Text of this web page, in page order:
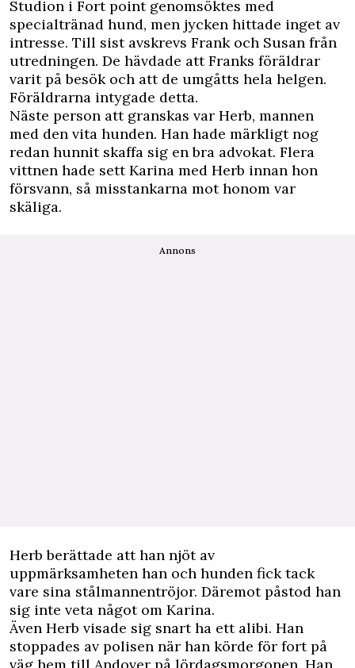
Studion i Fort point genomsöktes med
specialtränad hund, men jycken hittade inget av
intresse. Till sist avskrevs Frank och Susan från
utredningen. De hävdade att Franks föräldrar
varit på besök och att de umgåtts hela helgen.
Föräldrarna intygade detta.
Näste person att granskas var Herb, mannen
med den vita hunden. Han hade märkligt nog
redan hunnit skaffa sig en bra advokat. Flera
vittnen hade sett Karina med Herb innan hon
försvann, så misstankarna mot honom var
skäliga.
Annons
Herb berättade att han njöt av
uppmärksamheten han och hunden fick tack
vare sina stålmannentröjor. Däremot påstod han
sig inte veta något om Karina.
Även Herb visade sig snart ha ett alibi. Han
stoppades av polisen när han körde för fort på